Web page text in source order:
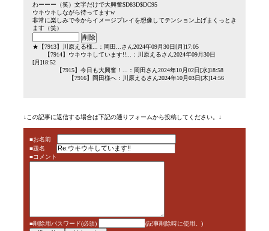
わーーー（笑）文字だけで大興奮$D83D$DC95
ウキウキしながら待ってますw
非常に楽しみで今からイメージプレイを想像してテンション上げまくっとき
ます（笑）
★ 【7913】 川原える様...
：岡田...さん2024年09月30日[月]17:05
【7914】 ウキウキしています!!...
：川原えるさん2024年09月30日
[月]18:52
【7915】 今日も大興奮！...
：岡田さん2024年10月02日[水]18:58
【7916】 岡田様へ ：川原えるさん2024年10月03日[木]14:56
↓この記事に返信する場合は下記の通りフォームから投稿してください。↓
■お名前
■題名
■コメント
■削除用パスワード(必須) (記事削除時に使用。)